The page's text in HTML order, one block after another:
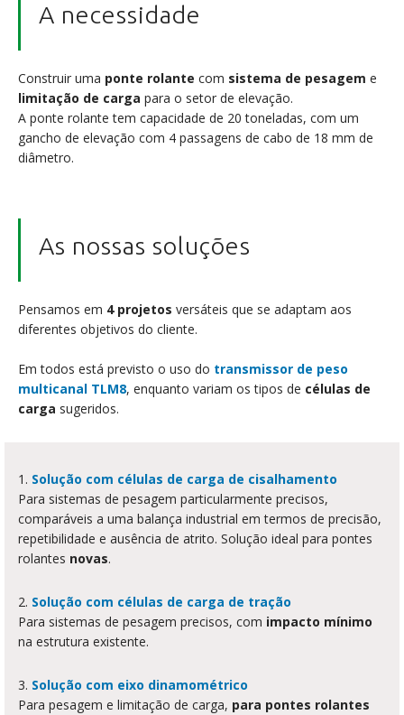
A necessidade
Construir uma ponte rolante com sistema de pesagem e
limitação de carga para o setor de elevação.
A ponte rolante tem capacidade de 20 toneladas, com um
gancho de elevação com 4 passagens de cabo de 18 mm de
diâmetro.
As nossas soluções
Pensamos em 4 projetos versáteis que se adaptam aos
diferentes objetivos do cliente.
Em todos está previsto o uso do transmissor de peso
multicanal TLM8, enquanto variam os tipos de células de
carga sugeridos.
1. Solução com células de carga de cisalhamento
Para sistemas de pesagem particularmente precisos,
comparáveis a uma balança industrial em termos de precisão,
repetibilidade e ausência de atrito. Solução ideal para pontes
rolantes novas.
2. Solução com células de carga de tração
Para sistemas de pesagem precisos, com impacto mínimo
na estrutura existente.
3. Solução com eixo dinamométrico
Para pesagem e limitação de carga, para pontes rolantes